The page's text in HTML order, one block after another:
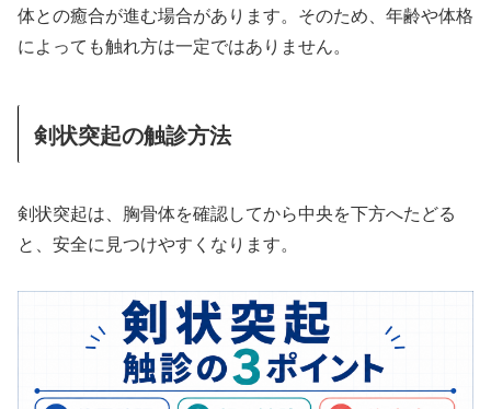
体との癒合が進む場合があります。そのため、年齢や体格
によっても触れ方は一定ではありません。
剣状突起の触診方法
剣状突起は、胸骨体を確認してから中央を下方へたどる
と、安全に見つけやすくなります。